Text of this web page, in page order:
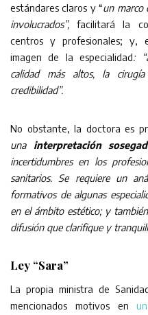
estándares claros y “un marco
involucrados”, facilitará la
centros y profesionales; y,
imagen de la especialidad:
calidad más altos, la
credibilidad”.
No obstante, la doctora es
una interpretación
incertidumbres en los
sanitarios. Se requiere un
formativos de algunas
en el ámbito estético; y
difusión que clarifique y
Ley “Sara”
La propia ministra de
mencionados motivos en